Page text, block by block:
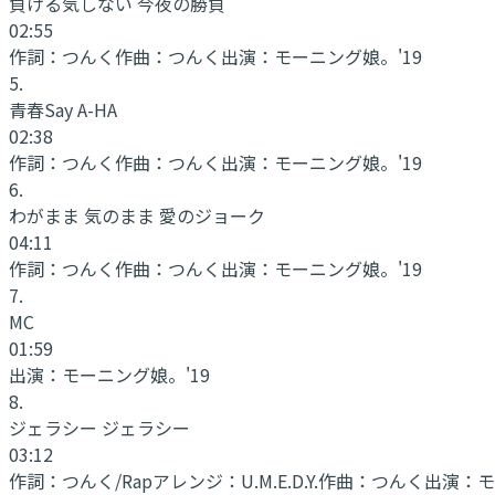
02:55
作詞： つんく作曲： つんく 出演： モーニング娘。'19
5.
青春Say A-HA
02:38
作詞： つんく作曲： つんく 出演： モーニング娘。'19
6.
わがまま 気のまま 愛のジョーク
04:11
作詞： つんく作曲： つんく 出演： モーニング娘。'19
7.
MC
01:59
出演： モーニング娘。'19
8.
ジェラシー ジェラシー
03:12
作詞： つんく/Rapアレンジ：U.M.E.D.Y.作曲： つんく 出演：